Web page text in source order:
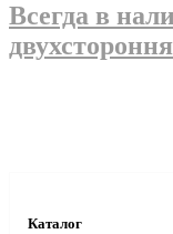
Всегда в
Каталог